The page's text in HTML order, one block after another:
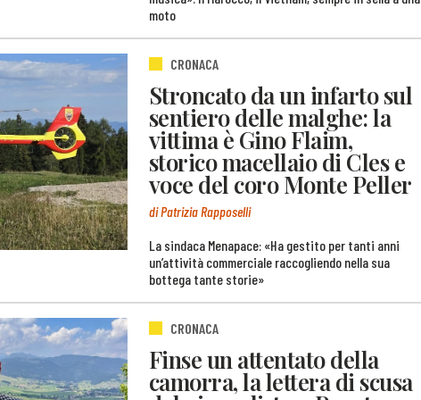
moto
CRONACA
Stroncato da un infarto sul
sentiero delle malghe: la
vittima è Gino Flaim,
storico macellaio di Cles e
voce del coro Monte Peller
di Patrizia Rapposelli
La sindaca Menapace: «Ha gestito per tanti anni
un’attività commerciale raccogliendo nella sua
bottega tante storie»
CRONACA
Finse un attentato della
camorra, la lettera di scusa